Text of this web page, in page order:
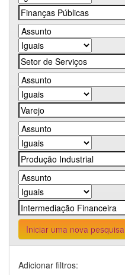
Iniciar uma nova pesquisa
Adicionar filtros: